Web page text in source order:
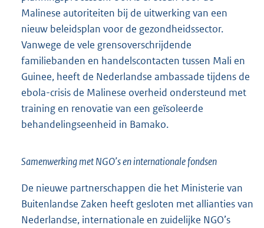
Malinese autoriteiten bij de uitwerking van een
nieuw beleidsplan voor de gezondheidssector.
Vanwege de vele grensoverschrijdende
familiebanden en handelscontacten tussen Mali en
Guinee, heeft de Nederlandse ambassade tijdens de
ebola-crisis de Malinese overheid ondersteund met
training en renovatie van een geïsoleerde
behandelingseenheid in Bamako.
Samenwerking met NGO’s en internationale fondsen
De nieuwe partnerschappen die het Ministerie van
Buitenlandse Zaken heeft gesloten met allianties van
Nederlandse, internationale en zuidelijke NGO’s